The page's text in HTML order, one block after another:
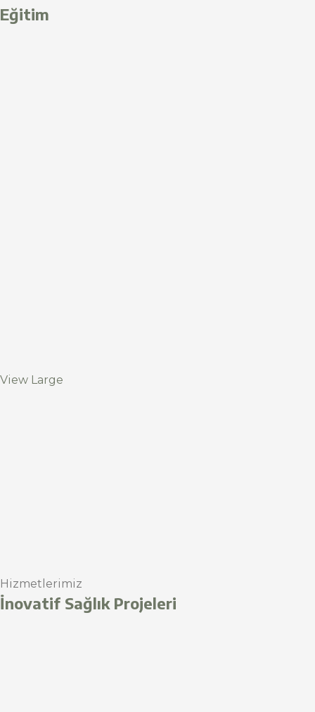
Eğitim
View Large
Hizmetlerimiz
İnovatif Sağlık Projeleri